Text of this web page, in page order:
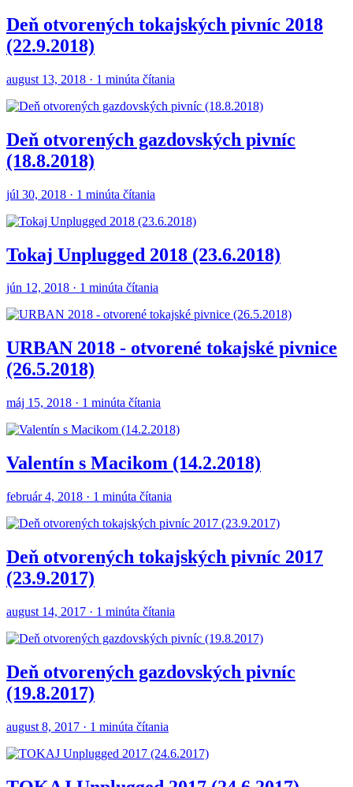
Deň otvorených tokajských pivníc 2018
(22.9.2018)
august 13, 2018 · 1 minúta čítania
Deň otvorených gazdovských pivníc
(18.8.2018)
júl 30, 2018 · 1 minúta čítania
Tokaj Unplugged 2018 (23.6.2018)
jún 12, 2018 · 1 minúta čítania
URBAN 2018 - otvorené tokajské pivnice
(26.5.2018)
máj 15, 2018 · 1 minúta čítania
Valentín s Macikom (14.2.2018)
február 4, 2018 · 1 minúta čítania
Deň otvorených tokajských pivníc 2017
(23.9.2017)
august 14, 2017 · 1 minúta čítania
Deň otvorených gazdovských pivníc
(19.8.2017)
august 8, 2017 · 1 minúta čítania